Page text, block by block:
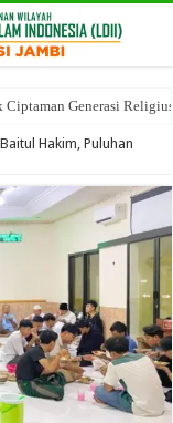
Ciptaman Generasi
Hakim, Puluhan